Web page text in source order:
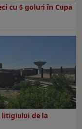
cu 6 goluri în Cupa
litigiului de la